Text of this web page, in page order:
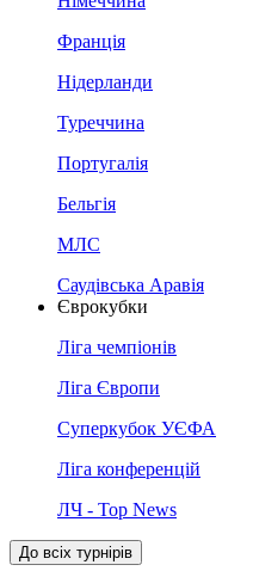
Франція
Нідерланди
Туреччина
Португалія
Бельгія
МЛС
Саудівська Аравія
Єврокубки
Ліга чемпіонів
Ліга Європи
Суперкубок УЄФА
Ліга конференцій
ЛЧ - Top News
До всіх турнірів